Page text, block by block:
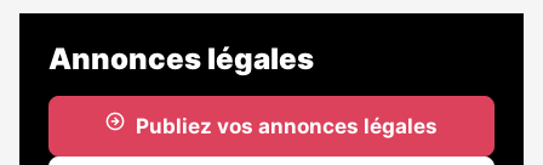
Annonces légales
Publiez vos annonces légales